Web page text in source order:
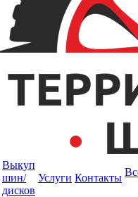
Выкуп
шин/
дисков
Услуги Контакты